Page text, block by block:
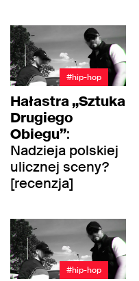
#hip-hop
Hałastra „Sztuka
Drugiego
Obiegu”:
Nadzieja polskiej
ulicznej sceny?
[recenzja]
#hip-hop